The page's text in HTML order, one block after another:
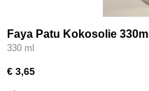
Faya Patu Kokosolie 330ml
330 ml
€ 3,65